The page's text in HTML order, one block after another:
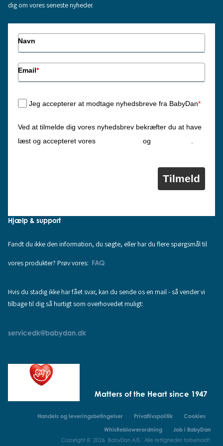
dig om vores seneste nyheder.
Navn
Email*
Jeg accepterer at modtage nyhedsbreve fra BabyDan*
Ved at tilmelde dig vores nyhedsbrev bekræfter du at have
læst og accepteret vores
og .
Tilmeld
Hjælp & support
Fandt du ikke den information, du søgte, eller har du flere spørgsmål til
vores produkter? Prøv vores: FAQ
Hvis du stadig ikke har fået svar, kan du sende os en mail - så vender vi
tilbage til dig så hurtigt som overhovedet muligt:
servicedk@babydan.dk
Matters of the Heart since 1947
Handels og leveringsbetingelser Privatlivspolitik
Cookies
Whistleblowerordning
Job i BabyDan
Copyright © 2026 BabyDan A/S. Alle rettigheder forbeholdt.